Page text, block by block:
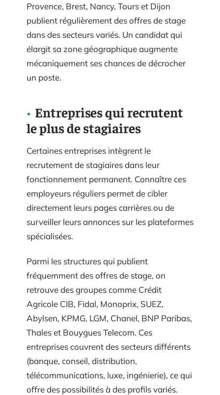
Provence, Brest, Nancy, Tours et Dijon
publient régulièrement des offres de stage
dans des secteurs variés. Un candidat qui
élargit sa zone géographique augmente
mécaniquement ses chances de décrocher
un poste.
Entreprises qui recrutent
le plus de stagiaires
Certaines entreprises intègrent le
recrutement de stagiaires dans leur
fonctionnement permanent. Connaître ces
employeurs réguliers permet de cibler
directement leurs pages carrières ou de
surveiller leurs annonces sur les plateformes
spécialisées.
Parmi les structures qui publient
fréquemment des offres de stage, on
retrouve des groupes comme Crédit
Agricole CIB, Fidal, Monoprix, SUEZ,
Abylsen, KPMG, LGM, Chanel, BNP Paribas,
Thales et Bouygues Telecom. Ces
entreprises couvrent des secteurs différents
(banque, conseil, distribution,
télécommunications, luxe, ingénierie), ce qui
offre des possibilités à des profils variés.